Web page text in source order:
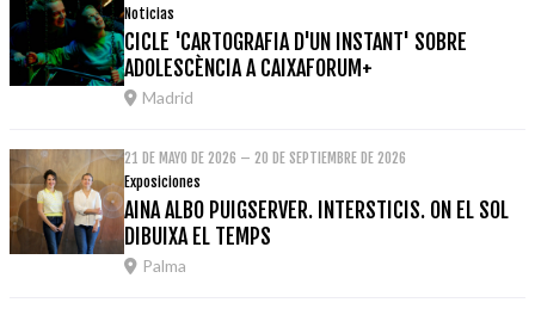
Noticias
CICLE 'CARTOGRAFIA D'UN INSTANT' SOBRE
ADOLESCÈNCIA A CAIXAFORUM+
Madrid
21 DE MAYO DE 2026 – 20 DE SEPTIEMBRE DE 2026
Exposiciones
AINA ALBO PUIGSERVER. INTERSTICIS. ON EL SOL
DIBUIXA EL TEMPS
Palma